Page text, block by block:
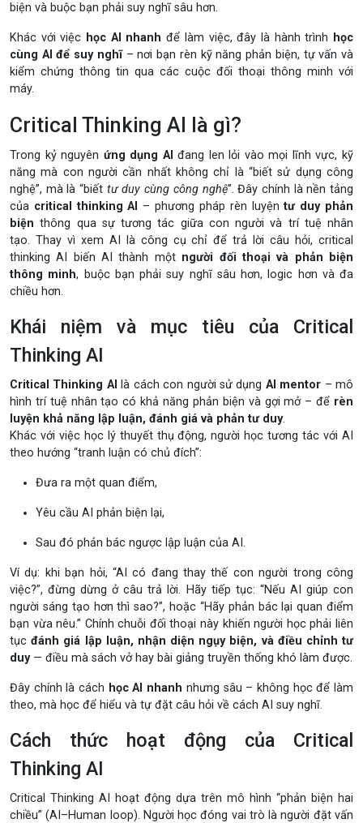
biện và buộc bạn phải suy nghĩ sâu hơn.
Khác với việc học AI nhanh để làm việc, đây là hành trình học
cùng AI để suy nghĩ– nơi bạn rèn kỹ năng phản biện, tự vấn và
kiểm chứng thông tin qua các cuộc đối thoại thông minh với
máy.
Critical Thinking AI là gì?
Trong kỷ nguyên ứng dụng AI đang len lỏi vào mọi lĩnh vực, kỹ
năng mà con người cần nhất không chỉ là “biết sử dụng công
nghệ”, mà là “biết tư duy cùng công nghệ”. Đây chính là nền tảng
của critical thinking AI – phương pháp rèn luyệntư duy phản
biện thông qua sự tương tác giữa con người và trí tuệ nhân
tạo. Thay vì xem AI là công cụ chỉ để trả lời câu hỏi, critical
thinking AI biến AI thành một người đối thoại và phản biện
thông minh, buộc bạn phải suy nghĩ sâu hơn, logic hơn và đa
chiều hơn.
Khái niệm và mục tiêu của Critical
Thinking AI
Critical Thinking AI là cách con người sử dụng AI mentor – mô
hình trí tuệ nhân tạo có khả năng phản biện và gợi mở – để rèn
luyện khả năng lập luận, đánh giá và phản tư duy.
Khác với việc học lý thuyết thụ động, người học tương tác với AI
theo hướng “tranh luận có chủ đích”:
Đưa ra một quan điểm,
Yêu cầu AI phản biện lại,
Sau đó phản bác ngược lập luận của AI.
Ví dụ: khi bạn hỏi, “AI có đang thay thế con người trong công
việc?”, đừng dừng ở câu trả lời. Hãy tiếp tục: “Nếu AI giúp con
người sáng tạo hơn thì sao?”, hoặc “Hãy phản bác lại quan điểm
bạn vừa nêu.” Chính chuỗi đối thoại này khiến người học phải liên
tụcđánh giá lập luận, nhận diện ngụy biện, và điều chỉnh tư
duy— điều mà sách vở hay bài giảng truyền thống khó làm được.
Đây chính là cách học AI nhanh nhưng sâu – không học để làm
theo, mà học để hiểu và tự đặt câu hỏi về cách AI suy nghĩ.
Cách thức hoạt động của Critical
Thinking AI
Critical Thinking AI hoạt động dựa trên mô hình “phản biện hai
chiều” (AI–Human loop). Người học đóng vai trò là người đặt vấn